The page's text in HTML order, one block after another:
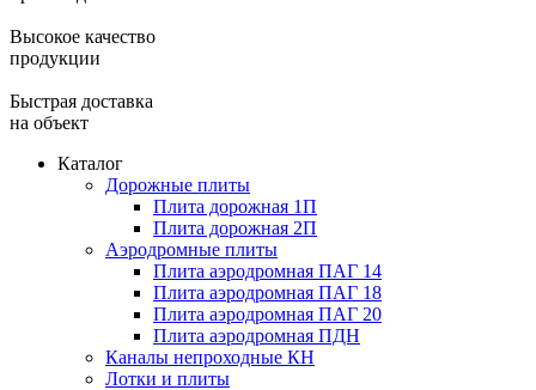
Высокое качество
продукции
Быстрая доставка
на объект
Каталог
Дорожные плиты
Плита дорожная 1П
Плита дорожная 2П
Аэродромные плиты
Плита аэродромная ПАГ 14
Плита аэродромная ПАГ 18
Плита аэродромная ПАГ 20
Плита аэродромная ПДН
Каналы непроходные КН
Лотки и плиты